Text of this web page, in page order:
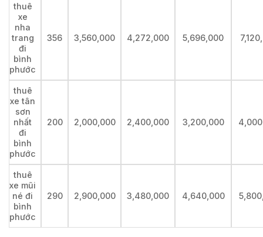
thuê
xe
nha
trang
đi
bình
phước
356 3,560,000 4,272,000 5,696,000
thuê
xe tân
sơn
nhất
đi
bình
phước
200 2,000,000 2,400,000 3,200,000
thuê
xe mũi
né đi
bình
phước
290 2,900,000 3,480,000 4,640,000